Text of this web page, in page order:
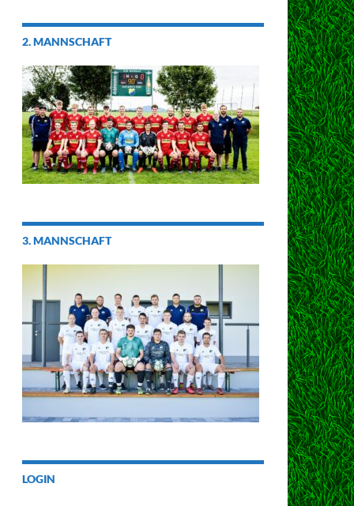
2. MANNSCHAFT
3. MANNSCHAFT
LOGIN